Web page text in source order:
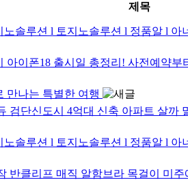
제목
노솔루션 l 토지노솔루션 l 정품알 l
아이폰18 출시일 총정리! 사전예약
만나는 특별한 여행
검단신도시 4억대 신축 아파트 살까
노솔루션 l 토지노솔루션 l 정품알 l
반클리프 매직 알함브라 목걸이 미